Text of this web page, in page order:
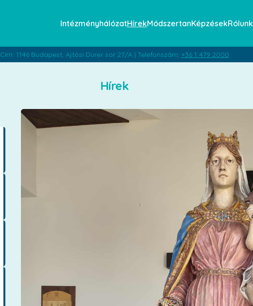
IntézményhálózatHírekMódszertanKépzésekRólunk
Cím: 1146 Budapest, Ajtósi Dürer sor 27/A | Telefonszám: +36 1 479 2000
Hírek